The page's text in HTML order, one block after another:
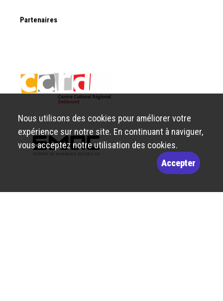
Partenaires
Nous utilisons des cookies pour améliorer votre
expérience sur notre site. En continuant à naviguer,
vous acceptez notre utilisation des cookies.
Accepter